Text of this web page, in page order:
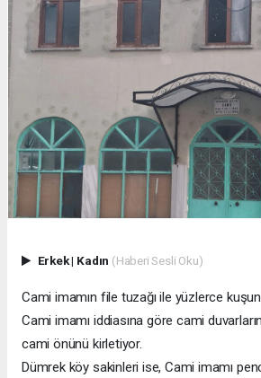
Erkek| Kadın (Haberi Sesli Oku)
Cami imamın file tuzağı ile yüzlerce
Cami imamı iddiasına göre cami
cami önünü kirletiyor.
Dümrek köy sakinleri ise, Cami imamı